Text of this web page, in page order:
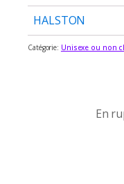
HALSTON
Catégorie: Unisexe ou non
En